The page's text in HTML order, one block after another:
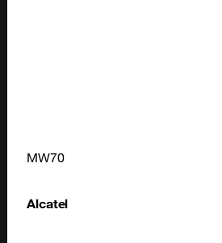
MW70
Alcatel